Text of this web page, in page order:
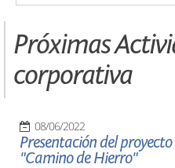
Próximas
corporativa
08/06/2022
Presentación del
"Camino de Hierro"